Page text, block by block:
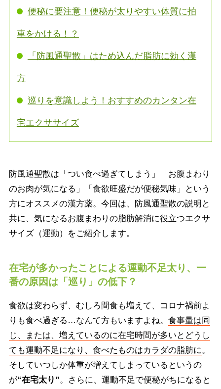
便秘に要注意！便秘が太りやすい体質に拍
車をかける！？
「防風通聖散」はため込んだ脂肪に効く漢
方
巡りを意識しよう！おすすめのカンタン在
宅エクササイズ
防風通聖散は「つい食べ過ぎてしまう」「お腹まわり
のお肉が気になる」「食欲旺盛だが便秘気味」という
方にオススメの漢方薬。今回は、防風通聖散の説明と
共に、気になるお腹まわりの脂肪解消に役立つエクサ
サイズ（運動）をご紹介します。
在宅が多かったことによる運動不足太り、一
番の原因は「巡り」の低下？
食欲は変わらず、むしろ間食も増えて、コロナ禍前よ
りも食べ過ぎる…なんて方もいますよね。 食事量は同
じ、または、増えているのに在宅時間が多いとどうし
ても運動不足になり、食べたものはカラダの脂肪に。
そしていつしか体重が増えてしまっているというの
が“在宅太り”。さらに、運動不足で便秘がちになると